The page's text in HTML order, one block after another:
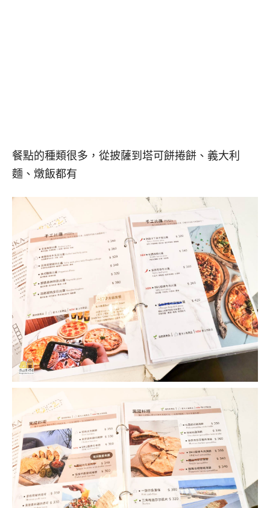
餐點的種類很多，從披薩到塔可餅捲餅、義大利
麵、燉飯都有